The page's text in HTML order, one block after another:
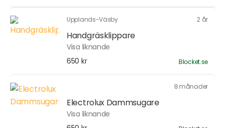
Upplands-Väsby 2 år
Handgräsklippare
Visa liknande
650 kr
Blocket.se
8 månader
Electrolux Dammsugare
Visa liknande